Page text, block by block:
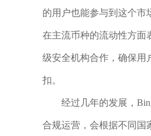
的用户也能参与到这个市
在主流币种的流动性方面
级安全机构合作，确保用
扣。
经过几年的发展，
合规运营，会根据不同国